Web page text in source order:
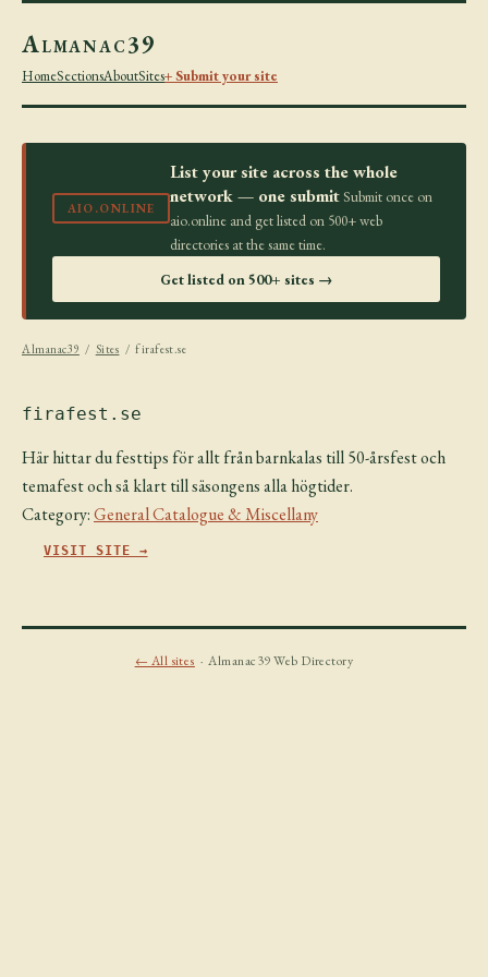
Almanac39
HomeSectionsAboutSites+ Submit your site
AIO.ONLINE
List your site across the whole
network — one submit Submit once on
aio.online and get listed on 500+ web
directories at the same time.
Get listed on 500+ sites →
Almanac39 / Sites / firafest.se
firafest.se
Här hittar du festtips för allt från barnkalas till 50-årsfest och
temafest och så klart till säsongens alla högtider.
Category:General Catalogue & Miscellany
VISIT SITE →
← All sites · Almanac39 Web Directory